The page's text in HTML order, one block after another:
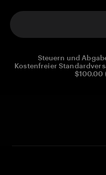
Steuern und
Kostenfreier
$100.00